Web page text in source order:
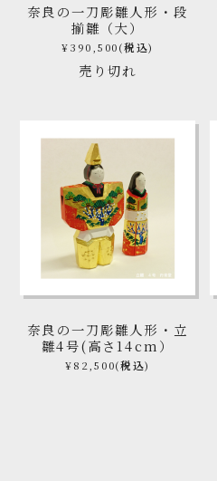
奈良の一刀彫雛人形・段
揃雛（大）
¥390,500(税込)
売り切れ
奈良の一刀彫雛人形・立
雛4号(高さ14cm）
¥82,500(税込)